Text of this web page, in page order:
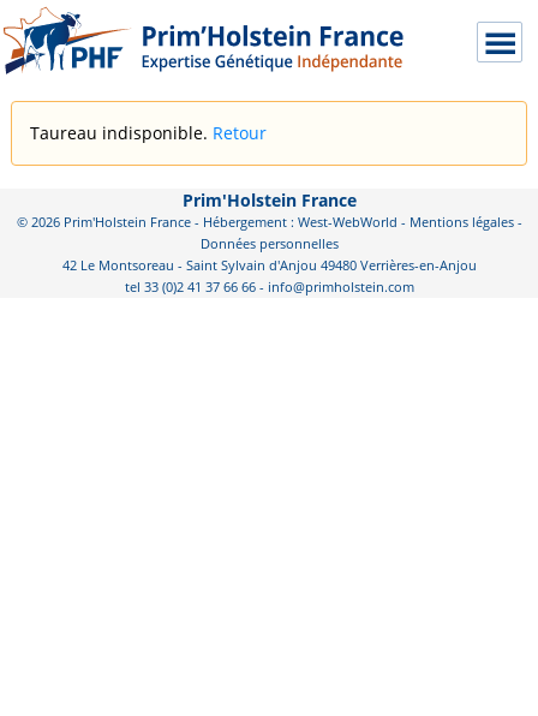
Taureau indisponible. Retour
Prim'Holstein France
© 2026 Prim'Holstein France - Hébergement : West-WebWorld - Mentions légales-
Données personnelles
42 Le Montsoreau - Saint Sylvain d'Anjou 49480 Verrières-en-Anjou
tel 33 (0)2 41 37 66 66 - info@primholstein.com